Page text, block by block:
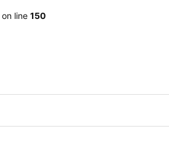
on line 150